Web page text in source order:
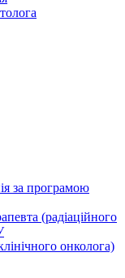
за програмою
(радіаційного
онколога)